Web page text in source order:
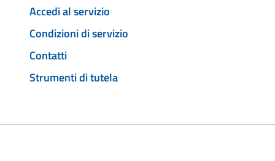
Accedi al servizio
Condizioni di servizio
Contatti
Strumenti di tutela